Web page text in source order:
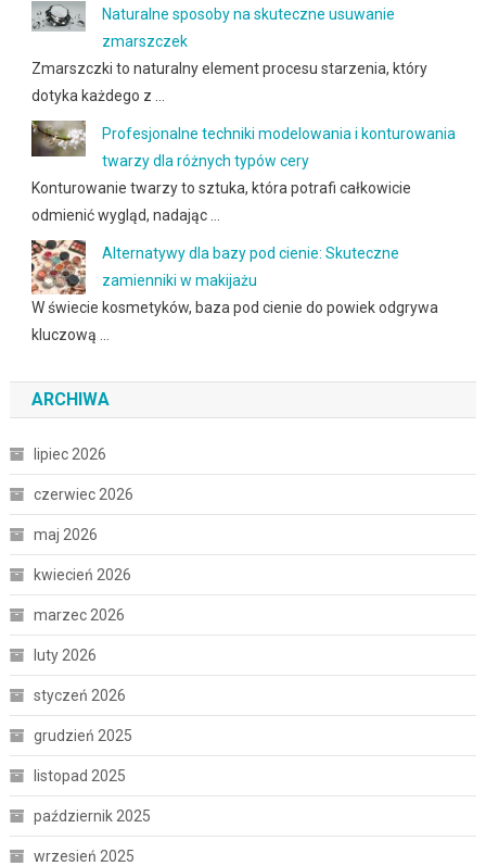
Naturalne sposoby na skuteczne usuwanie
zmarszczek
Zmarszczki to naturalny element procesu starzenia, który
dotyka każdego z …
Profesjonalne techniki modelowania i konturowania
twarzy dla różnych typów cery
Konturowanie twarzy to sztuka, która potrafi całkowicie
odmienić wygląd, nadając …
Alternatywy dla bazy pod cienie: Skuteczne
zamienniki w makijażu
W świecie kosmetyków, baza pod cienie do powiek odgrywa
kluczową …
ARCHIWA
lipiec 2026
czerwiec 2026
maj 2026
kwiecień 2026
marzec 2026
luty 2026
styczeń 2026
grudzień 2025
listopad 2025
październik 2025
wrzesień 2025